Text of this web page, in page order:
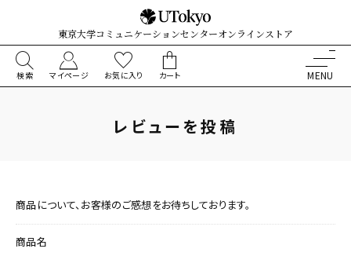
東京大学コミュニケーションセンターオンラインストア
検索 マイページ お気に入り カート
レビューを投稿
商品について、お客様のご感想をお待ちしております。
商品名